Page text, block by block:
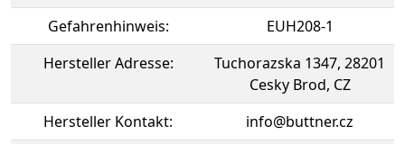
Gefahrenhinweis:
EUH208-1
Hersteller Adresse:
Tuchorazska 1347, 28201
Cesky Brod, CZ
Hersteller Kontakt:
info@buttner.cz